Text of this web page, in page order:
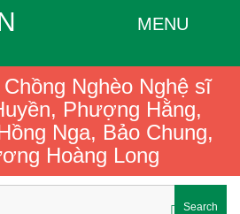
MENU
Nghèo Nghệ sĩ
Phượng Hằng,
Nga, Bảo Chung,
Hoàng Long
Search